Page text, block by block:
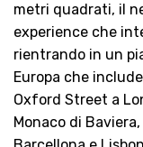
metri quadrati, il
experience che
rientrando in un
Europa che
Oxford Street a
Monaco di